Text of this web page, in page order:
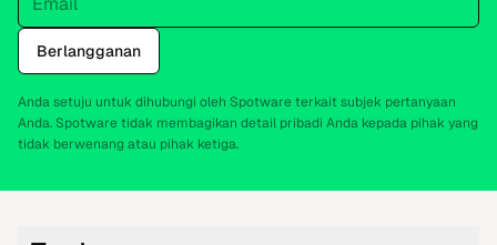
Berlangganan
Anda setuju untuk dihubungi oleh Spotware terkait subjek pertanyaan
Anda. Spotware tidak membagikan detail pribadi Anda kepada pihak yang
tidak berwenang atau pihak ketiga.